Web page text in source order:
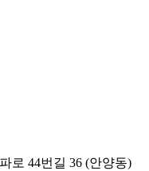
로 44번길 36 (안양동)